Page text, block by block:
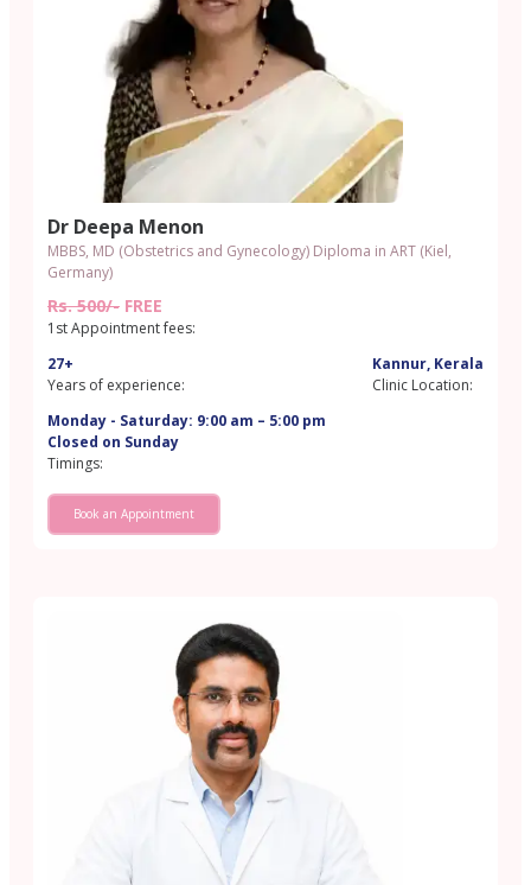
Dr Deepa Menon
MBBS, MD (Obstetrics and Gynecology) Diploma in ART (Kiel,
Germany)
Rs. 500/- FREE
1st Appointment fees:
27+
Years of experience:
Kannur, Kerala
Clinic Location:
Monday - Saturday: 9:00 am – 5:00 pm
Closed on Sunday
Timings:
Book an Appointment